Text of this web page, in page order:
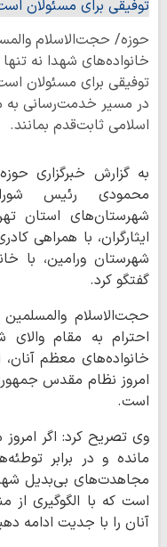
حوزه/ حجت‌الاسلام
خانواده‌های شهدا نه
توفیقی برای مسئولان
در مسیر خدمت‌رسانی به
اسلامی ثابت‌قدم بمانند.
به گزارش خبرگزاری
محمودی رئیس
شهرستان‌های استان
ایثارگران، با همراهی
شهرستان ورامین، با
گفتگو کرد.
حجت‌الاسلام
احترام به مقام
خانواده‌های معظم
امروز نظام مقدس
است.
وی تصریح کرد: اگر
مانده و در برابر
مجاهدت‌های بی‌بدیل
است که با الگوگیری از
آنان را با جدیت ادامه